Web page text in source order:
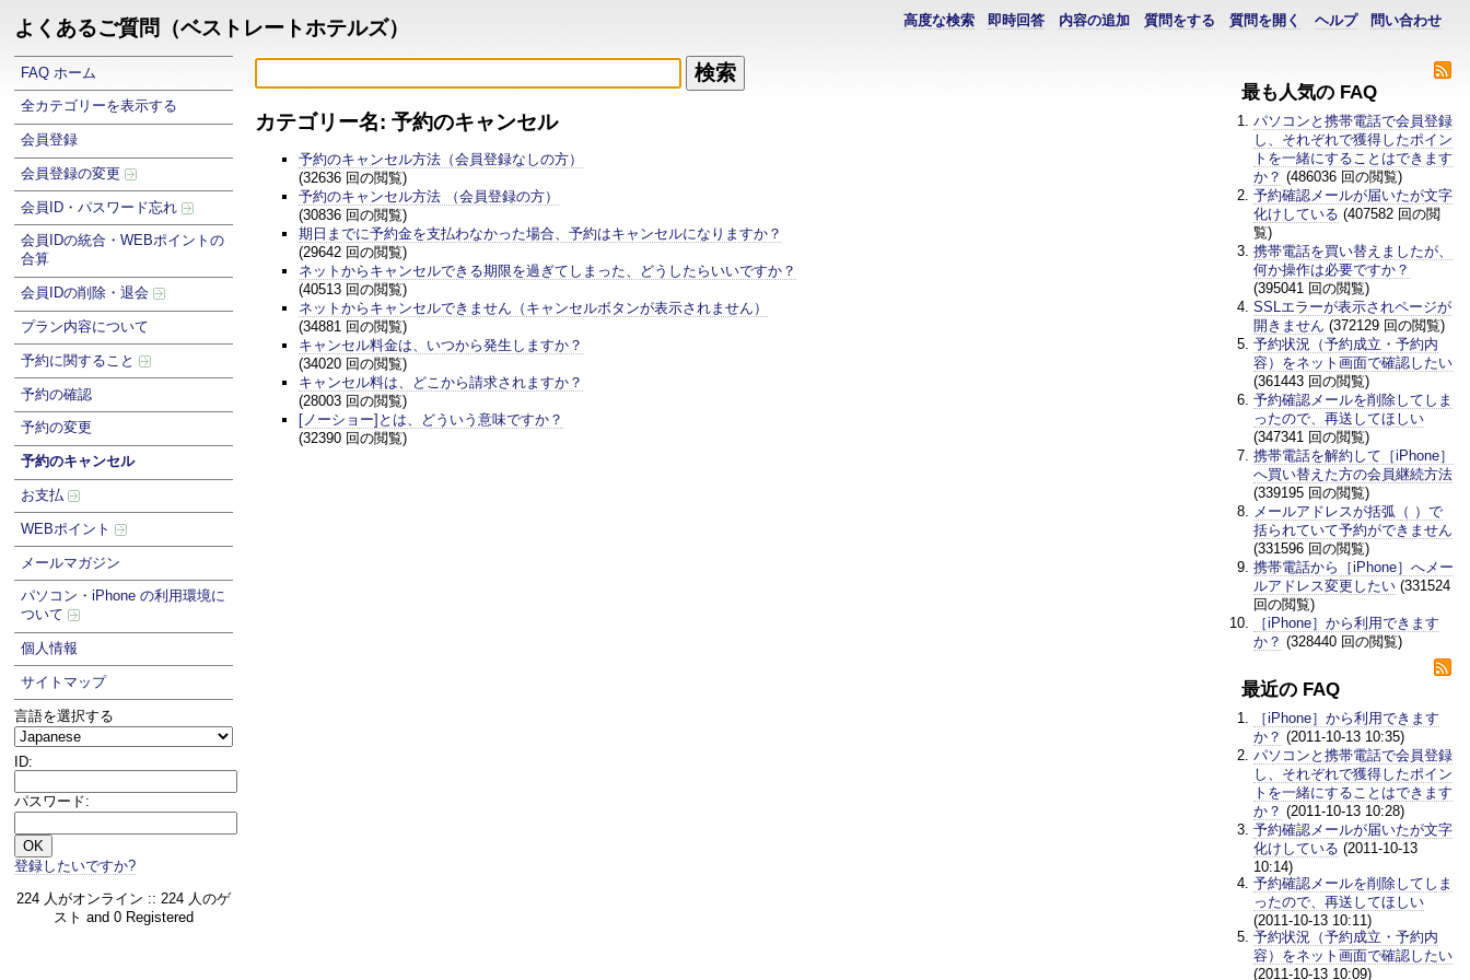
よくあるご質問（ベストレートホテルズ） 問い合わせ
ヘルプ
質問を開く
質問をする
内容の追加
即時回答
高度な検索
FAQ ホーム
全カテゴリーを表示する
会員登録
会員登録の変更
会員ID・パスワード忘れ
会員IDの統合・WEBポイントの
合算
会員IDの削除・退会
プラン内容について
予約に関すること
予約の確認
予約の変更
予約のキャンセル
お支払
WEBポイント
メールマガジン
パソコン・iPhone の利用環境に
ついて
個人情報
サイトマップ
言語を選択する
ID:
パスワード:
登録したいですか?
224 人がオンライン :: 224 人のゲ
スト and 0 Registered
最も人気の FAQ
パソコンと携帯電話で会員登録
し、それぞれで獲得したポイン
トを一緒にすることはできます
か？ (486036 回の閲覧)
予約確認メールが届いたが文字
化けしている (407582 回の閲
覧)
携帯電話を買い替えましたが、
何か操作は必要ですか？
(395041 回の閲覧)
SSLエラーが表示されページが
開きません (372129 回の閲覧)
予約状況（予約成立・予約内
容）をネット画面で確認したい
(361443 回の閲覧)
予約確認メールを削除してしま
ったので、再送してほしい
(347341 回の閲覧)
携帯電話を解約して［iPhone］
へ買い替えた方の会員継続方法
(339195 回の閲覧)
メールアドレスが括弧（ ）で
括られていて予約ができません
(331596 回の閲覧)
携帯電話から［iPhone］へメー
ルアドレス変更したい (331524
回の閲覧)
［iPhone］から利用できます
か？ (328440 回の閲覧)
最近の FAQ
［iPhone］から利用できます
か？ (2011-10-13 10:35)
パソコンと携帯電話で会員登録
し、それぞれで獲得したポイン
トを一緒にすることはできます
か？ (2011-10-13 10:28)
予約確認メールが届いたが文字
化けしている (2011-10-13
10:14)
予約確認メールを削除してしま
ったので、再送してほしい
(2011-10-13 10:11)
予約状況（予約成立・予約内
容）をネット画面で確認したい
(2011-10-13 10:09)
カテゴリー名: 予約のキャンセル
予約のキャンセル方法（会員登録なしの方）
(32636 回の閲覧)
予約のキャンセル方法 （会員登録の方）
(30836 回の閲覧)
期日までに予約金を支払わなかった場合、予約はキャンセルになりますか？
(29642 回の閲覧)
ネットからキャンセルできる期限を過ぎてしまった、どうしたらいいですか？
(40513 回の閲覧)
ネットからキャンセルできません（キャンセルボタンが表示されません）
(34881 回の閲覧)
キャンセル料金は、いつから発生しますか？
(34020 回の閲覧)
キャンセル料は、どこから請求されますか？
(28003 回の閲覧)
[ノーショー]とは、どういう意味ですか？
(32390 回の閲覧)